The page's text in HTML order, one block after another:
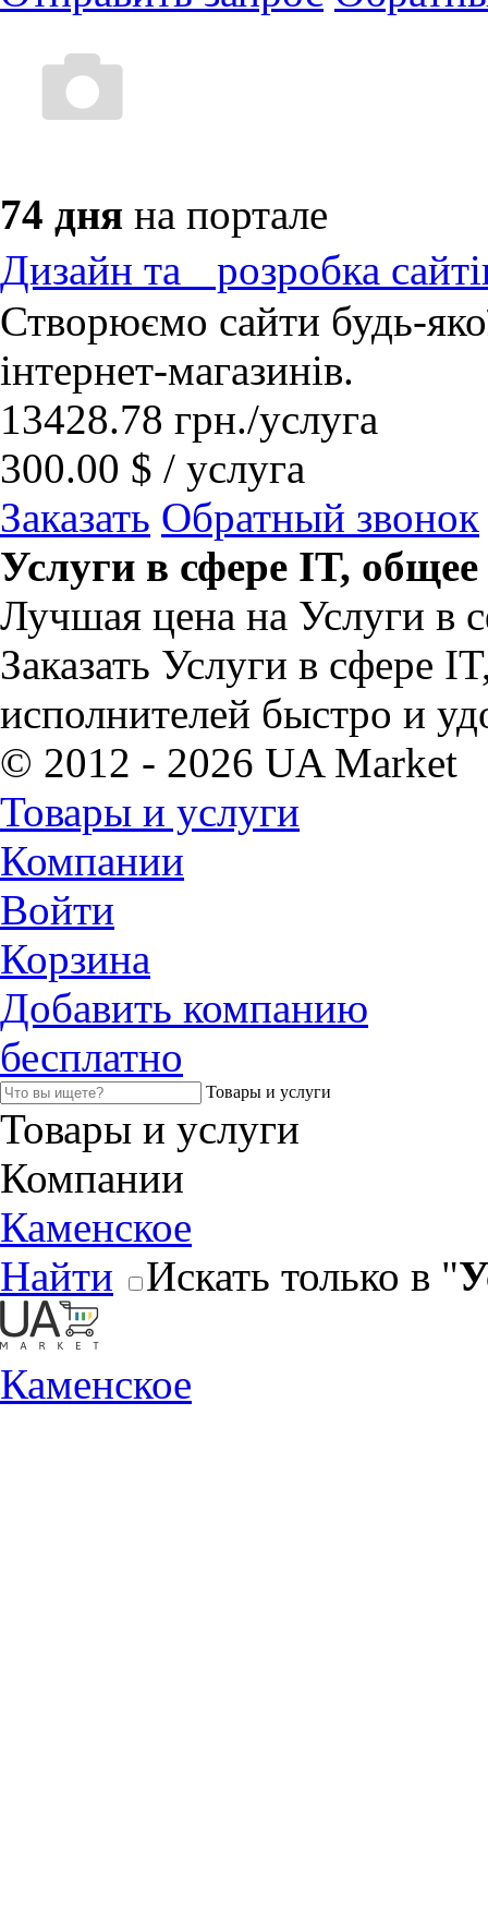
74 дня на портале
Дизайн та розробка
Створюємо сайти будь-
інтернет-магазинів.
13428.78 грн./услуга
300.00 $ / услуга
Заказать Обратный звонок
Услуги в сфере IT,
Лучшая цена на Услуги в
Заказать Услуги в сфере
исполнителей быстро и
© 2012 - 2026 UA Market
Товары и услуги
Компании
Войти
Корзина
Добавить компанию
бесплатно
Товары и услуги
Товары и услуги
Компании
Каменское
Найти
Искать только в "
Каменское